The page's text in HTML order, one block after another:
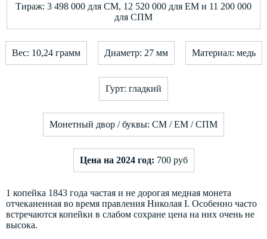
Тираж: 3 498 000 для СМ, 12 520 000 для ЕМ и 11 200 000
для СПМ
Вес: 10,24 грамм Диаметр: 27 мм Материал: медь
Гурт: гладкий
Монетный двор / буквы: СМ / ЕМ / СПМ
Цена на 2024 год: 700 руб
1 копейка 1843 года частая и не дорогая медная монета
отчеканенная во время правления Николая I. Особенно часто
встречаются копейки в слабом сохране цена на них очень не
высока.